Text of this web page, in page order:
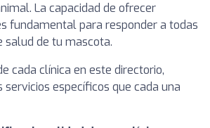
La capacidad de ofrecer
fundamental para responder a todas
salud de tu mascota.
cada clínica en este directorio,
específicos que cada una